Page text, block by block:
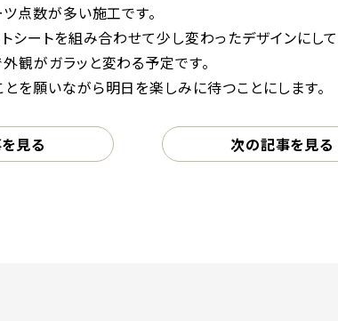
点数が多い施工です。
シートを組み合わせて少し変わったデザインにして
観がガラッと変わる予定です。
を願いながら明日を楽しみに待つことにします。
見る 次の記事を見る